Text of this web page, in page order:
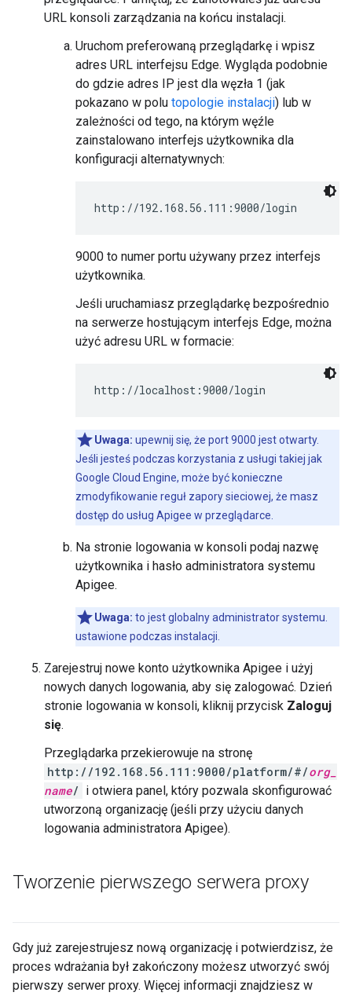
URL konsoli zarządzania na końcu instalacji.
Uruchom preferowaną przeglądarkę i wpisz
adres URL interfejsu Edge. Wygląda podobnie
do gdzie adres IP jest dla węzła 1 (jak
pokazano w polu topologie instalacji) lub w
zależności od tego, na którym węźle
zainstalowano interfejs użytkownika dla
konfiguracji alternatywnych:
http://192.168.56.111:9000/login
9000 to numer portu używany przez interfejs
użytkownika.
Jeśli uruchamiasz przeglądarkę bezpośrednio
na serwerze hostującym interfejs Edge, można
użyć adresu URL w formacie:
http://localhost:9000/login
Uwaga: upewnij się, że port 9000 jest otwarty.
Jeśli jesteś podczas korzystania z usługi takiej jak
Google Cloud Engine, może być konieczne
zmodyfikowanie reguł zapory sieciowej, że masz
dostęp do usług Apigee w przeglądarce.
Na stronie logowania w konsoli podaj nazwę
użytkownika i hasło administratora systemu
Apigee.
Uwaga: to jest globalny administrator systemu.
ustawione podczas instalacji.
Zarejestruj nowe konto użytkownika Apigee i użyj
nowych danych logowania, aby się zalogować. Dzień
stronie logowania w konsoli, kliknij przycisk Zaloguj
się.
Przeglądarka przekierowuje na stronę
http://192.168.56.111:9000/platform/#/org_
name/ i otwiera panel, który pozwala skonfigurować
utworzoną organizację (jeśli przy użyciu danych
logowania administratora Apigee).
Tworzenie pierwszego serwera proxy
Gdy już zarejestrujesz nową organizację i potwierdzisz, że
proces wdrażania był zakończony możesz utworzyć swój
pierwszy serwer proxy. Więcej informacji znajdziesz w